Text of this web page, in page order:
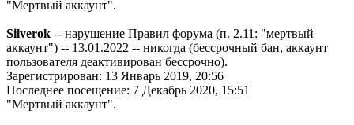
"Мертвый аккаунт".
Silverok -- нарушение Правил форума (п. 2.11: "мертвый
аккаунт") -- 13.01.2022 -- никогда (бессрочный бан, аккаунт
пользователя деактивирован бессрочно).
Зарегистрирован: 13 Январь 2019, 20:56
Последнее посещение: 7 Декабрь 2020, 15:51
"Мертвый аккаунт".